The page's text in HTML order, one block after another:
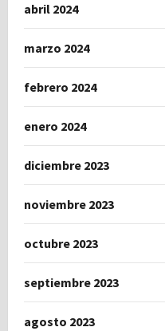
abril 2024
marzo 2024
febrero 2024
enero 2024
diciembre 2023
noviembre 2023
octubre 2023
septiembre 2023
agosto 2023